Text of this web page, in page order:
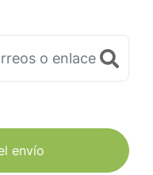
envío